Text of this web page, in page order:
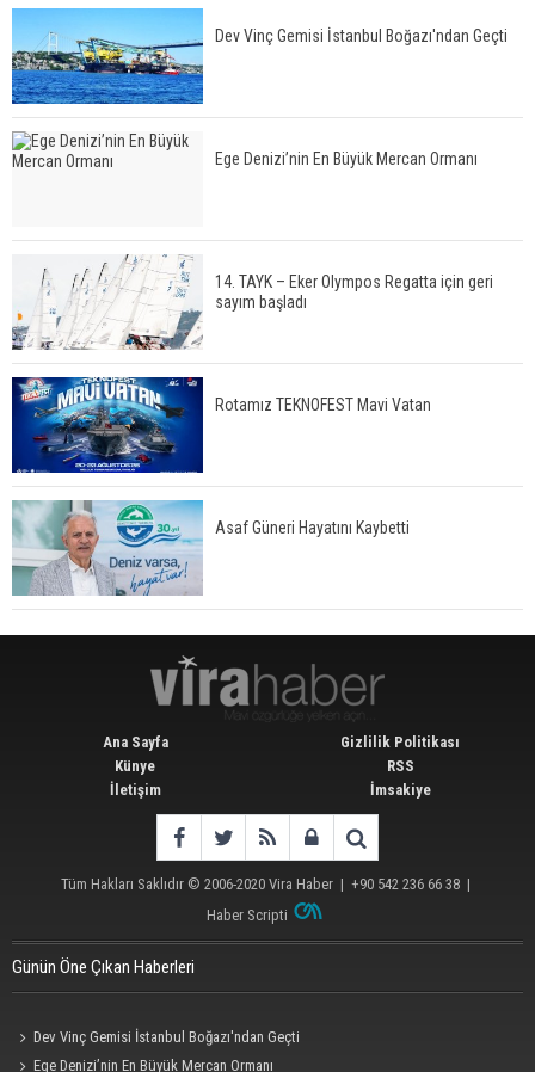
Dev Vinç Gemisi İstanbul Boğazı'ndan Geçti
Ege Denizi’nin En Büyük Mercan Ormanı
14. TAYK – Eker Olympos Regatta için geri
sayım başladı
Rotamız TEKNOFEST Mavi Vatan
Asaf Güneri Hayatını Kaybetti
Ana Sayfa
Künye
İletişim
Gizlilik Politikası
RSS
İmsakiye
Tüm Hakları Saklıdır © 2006-2020 Vira Haber | +90 542 236 66 38 |
Haber Scripti
Günün Öne Çıkan Haberleri
Dev Vinç Gemisi İstanbul Boğazı'ndan Geçti
Ege Denizi’nin En Büyük Mercan Ormanı